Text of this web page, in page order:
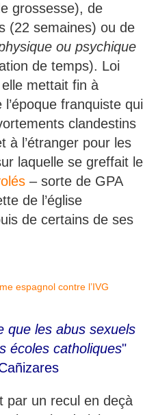
grossesse), de
(22 semaines) ou de
ou psychique
de temps). Loi
mettait fin à
l’époque franquiste qui
clandestins
à l’étranger pour les
laquelle se greffait le
– sorte de GPA
de l’église
de certains de ses
que les abus sexuels
écoles catholiques"
par un recul en deçà